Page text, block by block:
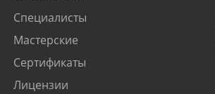
Специалисты
Мастерские
Сертификаты
Лицензии